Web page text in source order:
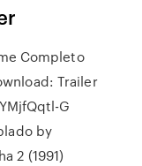
Completo
Trailer
G
by
2 (1991)